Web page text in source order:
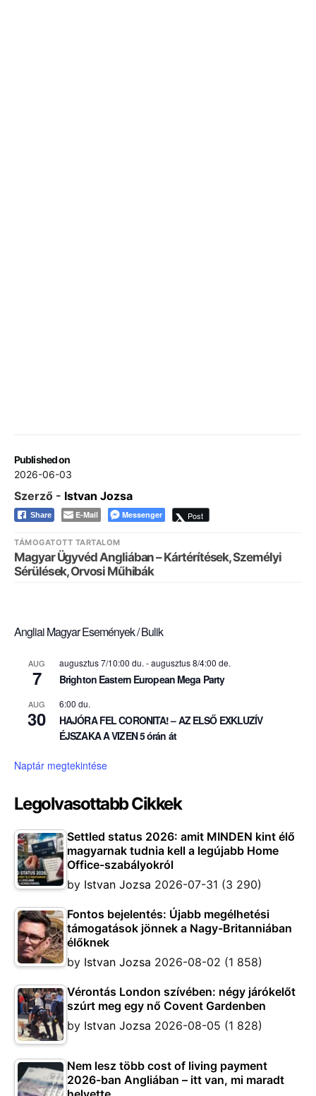
Published on
2026-06-03
Szerző - Istvan Jozsa
Share E-Mail Messenger Post
TÁMOGATOTT TARTALOM
Magyar Ügyvéd Angliában – Kártérítések, Személyi
Sérülések, Orvosi Műhibák
Angliai Magyar Események / Bulik
AUG
7
augusztus 7/10:00 du. -augusztus 8/4:00 de.
Brighton Eastern European Mega Party
AUG
30
6:00 du.
HAJÓRA FEL CORONITA! – AZ ELSŐ EXKLUZÍV
ÉJSZAKA A VIZEN 5 órán át
Naptár megtekintése
Legolvasottabb Cikkek
Settled status 2026: amit MINDEN kint élő
magyarnak tudnia kell a legújabb Home
Office-szabályokról
by Istvan Jozsa 2026-07-31 (3 290)
Fontos bejelentés: Újabb megélhetési
támogatások jönnek a Nagy-Britanniában
élőknek
by Istvan Jozsa 2026-08-02 (1 858)
Vérontás London szívében: négy járókelőt
szúrt meg egy nő Covent Gardenben
by Istvan Jozsa 2026-08-05 (1 828)
Nem lesz több cost of living payment
2026-ban Angliában – itt van, mi maradt